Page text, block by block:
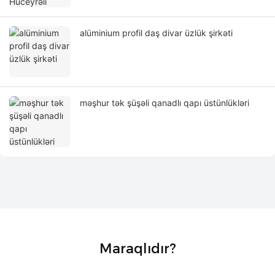
alüminium profil daş divar üzlük şirkəti
məşhur tək şüşəli qanadlı qapı üstünlükləri
Maraqlıdır?